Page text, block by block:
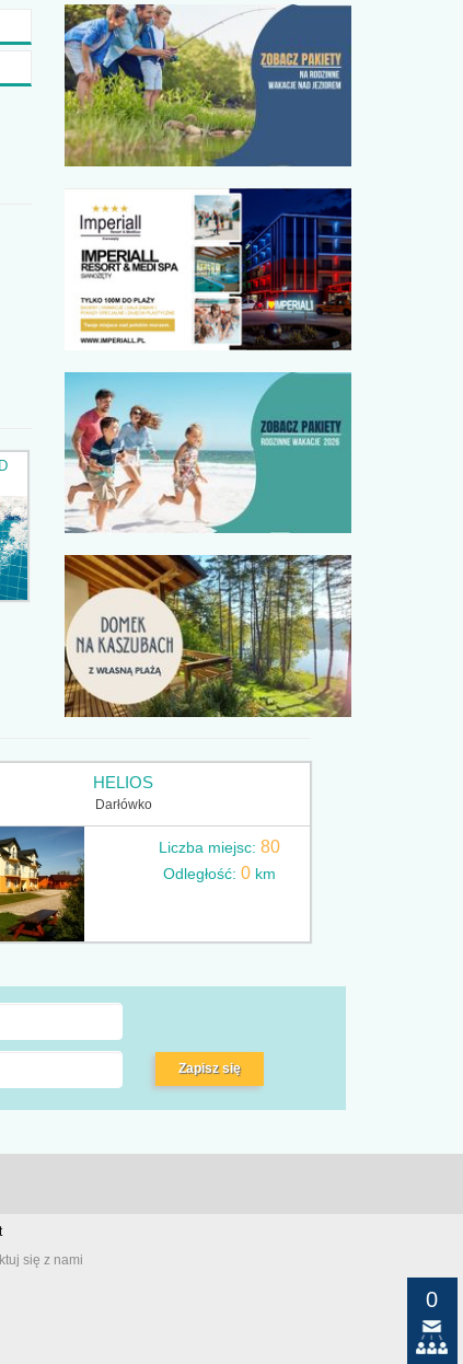
HELIOS
Darłówko
Liczba miejsc: 80
Odległość: 0km
Zapisz się
się z nami
0